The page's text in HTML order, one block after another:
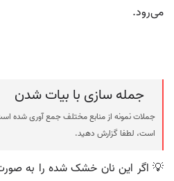
می‌رود.
جمله سازی با بیات شدن
جملات نمونه از منابع مختلف جمع آوری شده
است، لطفا گزارش دهید.
💡 اگر این نان خشک شده را به صورت